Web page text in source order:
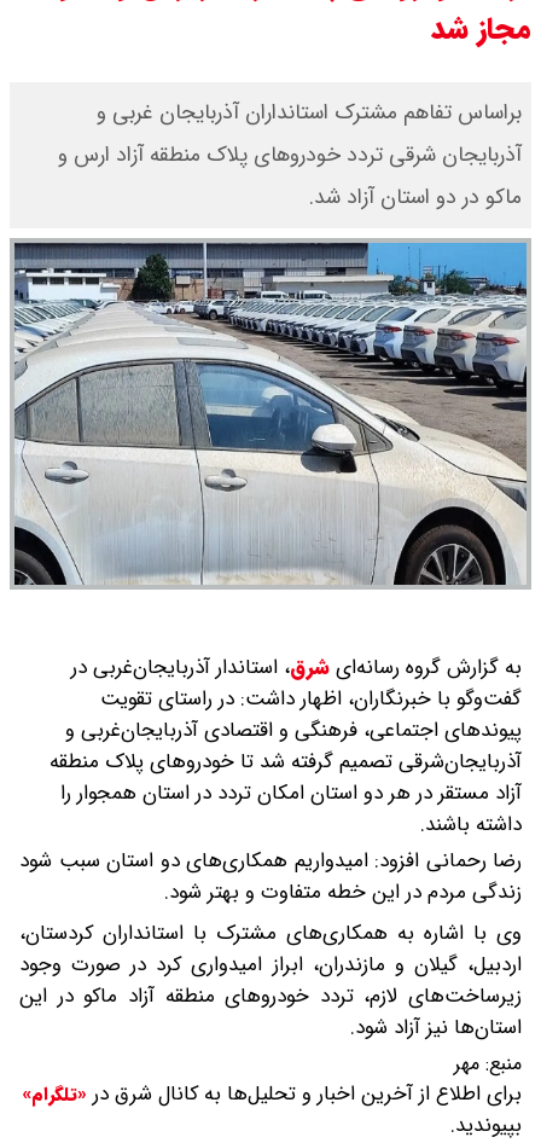
درصد افزایش می دهند
رهبر انقلاب با مسعود پزشکیان دیدار
کرد / درباره مشکلات کشور و تعامل
اقتصادی با طرفهای خارجی گفتگو شد
مجاز شد
براساس تفاهم مشترک استانداران آذربایجان ‌غربی و
آذربایجان ‌شرقی تردد خودروهای پلاک منطقه آزاد ارس و
ماکو در دو استان آزاد شد.
به گزارش گروه رسانه‌ایشرق، استاندار آذربایجان‌غربی در
گفت‌وگو با خبرنگاران، اظهار داشت: در راستای تقویت
پیوندهای اجتماعی، فرهنگی و اقتصادی آذربایجان‌غربی و
آذربایجان‌شرقی تصمیم گرفته شد تا خودروهای پلاک منطقه
آزاد مستقر در هر دو استان امکان تردد در استان همجوار را
داشته باشند.
رضا رحمانی افزود: امیدواریم همکاری‌های دو استان سبب شود
زندگی مردم در این خطه متفاوت و بهتر شود.
وی با اشاره به همکاری‌های مشترک با استانداران کردستان،
اردبیل، گیلان و مازندران، ابراز امیدواری کرد در صورت وجود
زیرساخت‌های لازم، تردد خودروهای منطقه آزاد ماکو در این
استان‌ها نیز آزاد شود.
منبع: مهر
برای اطلاع از آخرین اخبار و تحلیل‌ها به کانال شرق در «تلگرام»
بپیوندید.